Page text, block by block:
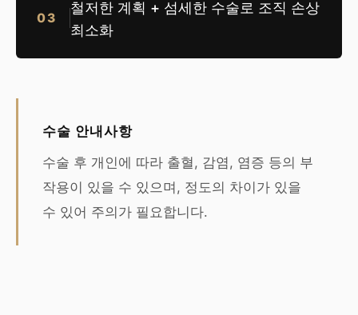
03
철저한 계획 + 섬세한 수술로 조직 손상
최소화
수술 안내사항
수술 후 개인에 따라 출혈, 감염, 염증 등의 부
작용이 있을 수 있으며, 정도의 차이가 있을
수 있어 주의가 필요합니다.